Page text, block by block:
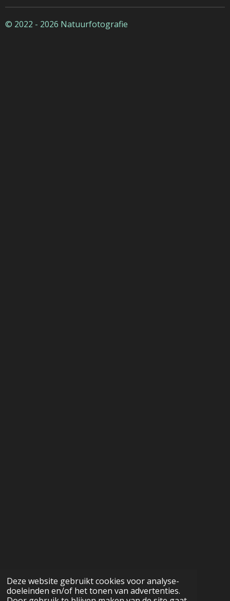
Deze website gebruikt cookies voor analyse-
doeleinden en/of het tonen van advertenties.
© 2022 - 2026 Natuurfotografie